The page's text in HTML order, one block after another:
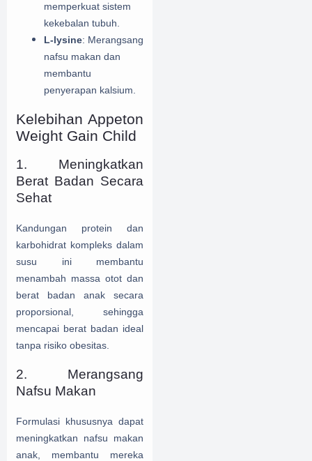
memperkuat sistem
kekebalan tubuh.
L-lysine: Merangsang
nafsu makan dan
membantu
penyerapan kalsium.
Kelebihan Appeton
Weight Gain Child
1. Meningkatkan
Berat Badan Secara
Sehat
Kandungan protein dan
karbohidrat kompleks dalam
susu ini membantu
menambah massa otot dan
berat badan anak secara
proporsional, sehingga
mencapai berat badan ideal
tanpa risiko obesitas.
2. Merangsang
Nafsu Makan
Formulasi khususnya dapat
meningkatkan nafsu makan
anak, membantu mereka